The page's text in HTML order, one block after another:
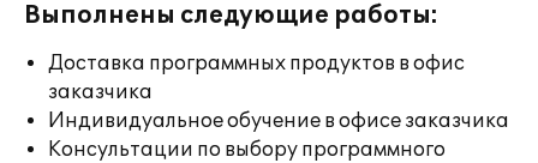
Выполнены следующие работы:
Доставка программных продуктов в офис
заказчика
Индивидуальное обучение в офисе заказчика
Консультации по выбору программного